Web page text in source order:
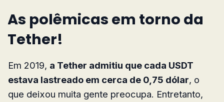
As polêmicas em torno da
Tether!
Em 2019, a Tether admitiu que cada USDT
estava lastreado em cerca de 0,75 dólar, o
que deixou muita gente preocupa. Entretanto,